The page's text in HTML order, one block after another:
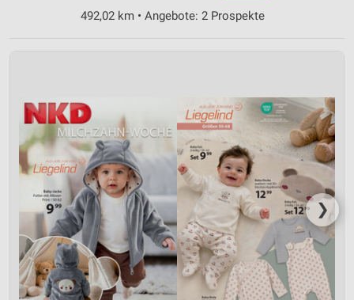
492,02 km • Angebote: 2 Prospekte
❯